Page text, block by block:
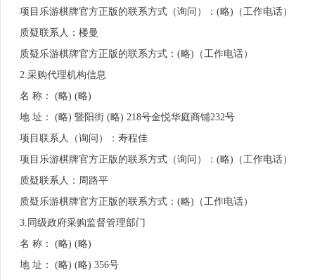
项目乐游棋牌官方正版的联系方式（询问）：(略)（工作电话）
质疑联系人：楼曼
质疑乐游棋牌官方正版的联系方式：(略)（工作电话）
2.采购代理机构信息
名 称： (略) (略)
地 址： (略) 暨阳街 (略) 218号金悦华庭商铺232号
项目联系人（询问）：寿程佳
项目乐游棋牌官方正版的联系方式（询问）：(略)（工作电话）
质疑联系人：周路平
质疑乐游棋牌官方正版的联系方式：(略)（工作电话）
3. 同级政府采购监督管理部门
名 称： (略) (略)
地 址： (略) (略) 356号